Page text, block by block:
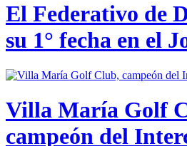
El Federativo de
su 1° fecha en el
Villa María Golf
campeón del